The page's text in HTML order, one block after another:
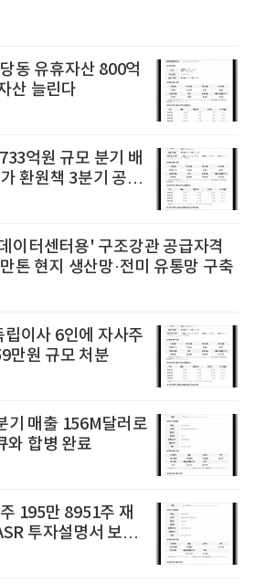
동 유휴자산 800억
산 늘린다
억원 규모 분기 배
환원책 3분기 공
이터센터용' 구조강관 공급자격
톤 현지 생산망·전미 유통망 구축
이사 6인에 자사주
만원 규모 처분
기 매출 156M달러로
합병 완료
195만 8951주 재
투자설명서 보충